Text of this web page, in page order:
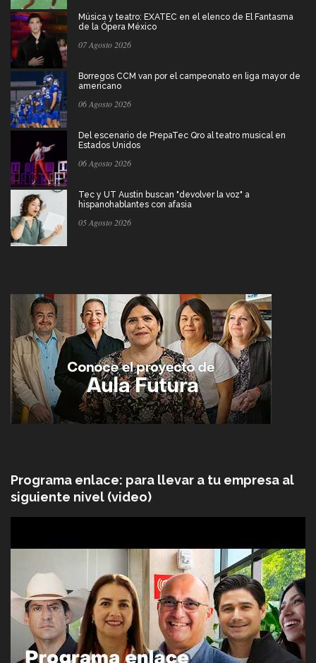
Música y teatro: EXATEC en el elenco de El Fantasma
de la Ópera México
07 Agosto 2026
Borregos CCM van por el campeonato en liga mayor de
americano
06 Agosto 2026
Del escenario de PrepaTec Qro al teatro musical en
Estados Unidos
06 Agosto 2026
Tec y UT Austin buscan "devolver la voz" a
hispanohablantes con afasia
05 Agosto 2026
Programa enlace: para llevar a tu empresa al
siguiente nivel (video)